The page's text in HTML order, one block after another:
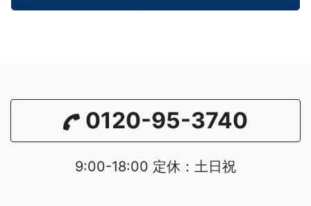
0120-95-3740
9:00-18:00 定休：土日祝